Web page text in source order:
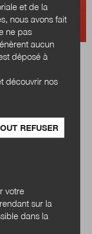
Lyon-Rhône
et de la
nous avons fait
ne pas
aucun
déposé à
découvrir nos
REFUSER
votre
sur la
dans la